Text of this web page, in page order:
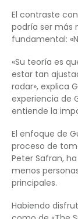
El contraste
podría ser más
fundamental:
«Su teoría es
estar tan
rodar», explica
experiencia de
entiende la
El enfoque de
proceso de
Peter Safran,
menos
principales.
Habiendo